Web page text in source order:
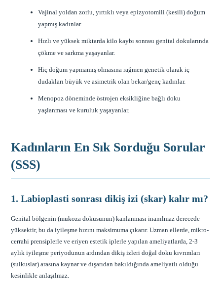
Vajinal yoldan zorlu, yırtıklı veya epizyotomili (kesili) doğum
yapmış kadınlar.
Hızlı ve yüksek miktarda kilo kaybı sonrası genital dokularında
çökme ve sarkma yaşayanlar.
Hiç doğum yapmamış olmasına rağmen genetik olarak iç
dudakları büyük ve asimetrik olan bekar/genç kadınlar.
Menopoz döneminde östrojen eksikliğine bağlı doku
yaşlanması ve kuruluk yaşayanlar.
Kadınların En Sık Sorduğu Sorular
(SSS)
1. Labioplasti sonrası dikiş izi (skar) kalır mı?
Genital bölgenin (mukoza dokusunun) kanlanması inanılmaz derecede
yüksektir, bu da iyileşme hızını maksimuma çıkarır. Uzman ellerde, mikro-
cerrahi prensiplerle ve eriyen estetik iplerle yapılan ameliyatlarda, 2-3
aylık iyileşme periyodunun ardından dikiş izleri doğal doku kıvrımları
(sulkuslar) arasına kaynar ve dışarıdan bakıldığında ameliyatlı olduğu
kesinlikle anlaşılmaz.